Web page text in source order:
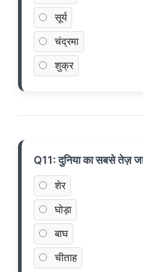
सूर्य
चंद्रमा
शुक्र
Q11: दुनिया का सबसे तेज़
शेर
घोड़ा
बाघ
चीताह